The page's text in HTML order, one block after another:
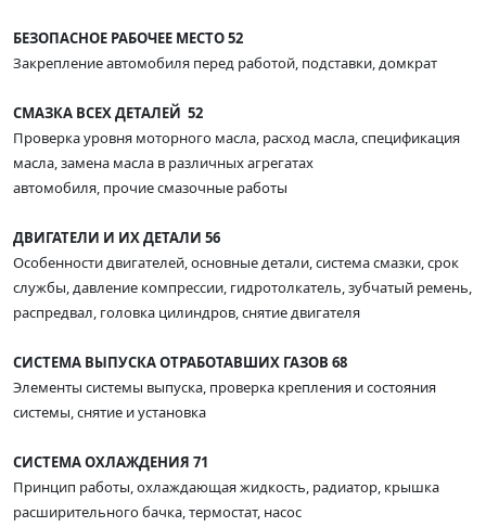
БЕЗОПАСНОЕ РАБОЧЕЕ МЕСТО 52
Закрепление автомобиля перед работой, подставки, домкрат
СМАЗКА ВСЕХ ДЕТАЛЕЙ 52
Проверка уровня моторного масла, расход масла, спецификация
масла, замена масла в различных агрегатах
автомобиля, прочие смазочные работы
ДВИГАТЕЛИ И ИХ ДЕТАЛИ 56
Особенности двигателей, основные детали, система смазки, срок
службы, давление компрессии, гидротолкатель, зубчатый ремень,
распредвал, головка цилиндров, снятие двигателя
СИСТЕМА ВЫПУСКА ОТРАБОТАВШИХ ГАЗОВ 68
Элементы системы выпуска, проверка крепления и состояния
системы, снятие и установка
СИСТЕМА ОХЛАЖДЕНИЯ 71
Принцип работы, охлаждающая жидкость, радиатор, крышка
расширительного бачка, термостат, насос